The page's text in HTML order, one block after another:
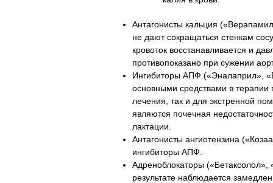
Антагонисты кальция
не дают сокращаться стенкам
кровоток восстанавливается и
противопоказано при сужении
Ингибиторы АПФ («Эналаприл»,
основными средствами в терапии
лечения, так и для экстренной
являются почечная
лактации.
Антагонисты ангиотензина
ингибиторы АПФ.
Адреноблокаторы
результате наблюдается